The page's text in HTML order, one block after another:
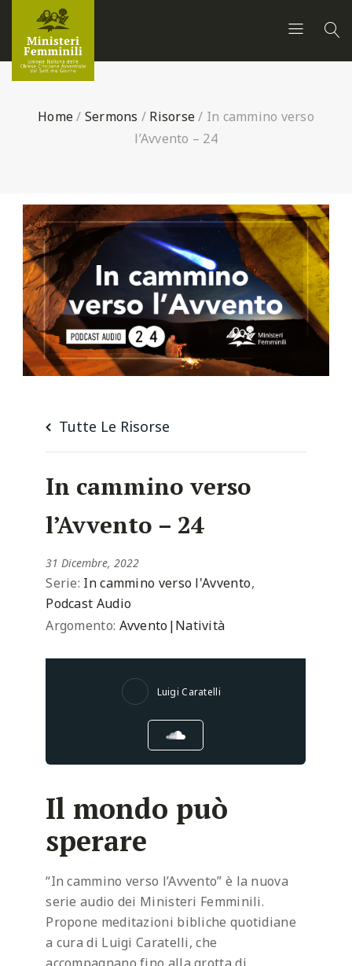
Home/ Sermons / Risorse/ In cammino verso
l’Avvento – 24
Tutte Le Risorse
In cammino verso
l’Avvento – 24
31 Dicembre, 2022
Serie: In cammino verso l'Avvento,
Podcast Audio
Argomento: Avvento|Natività
Luigi Caratelli
Il mondo può
sperare
“In cammino verso l’Avvento” è la nuova
serie audio dei Ministeri Femminili.
Propone meditazioni bibliche quotidiane
a cura di Luigi Caratelli, che